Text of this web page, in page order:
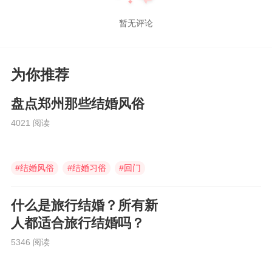
暂无评论
为你推荐
盘点郑州那些结婚风俗
4021 阅读
#结婚风俗 #结婚习俗 #回门
什么是旅行结婚？所有新
人都适合旅行结婚吗？
5346 阅读